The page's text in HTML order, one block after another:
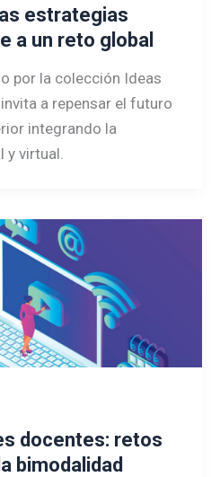
estrategias
a un reto global
por la colección Ideas
a repensar el futuro
integrando la
y virtual.
docentes: retos
bimodalidad